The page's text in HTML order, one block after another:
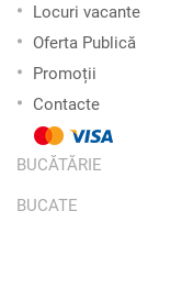
Locuri vacante
Oferta Publică
Promoții
Contacte
BUCĂTĂRIE
BUCATE